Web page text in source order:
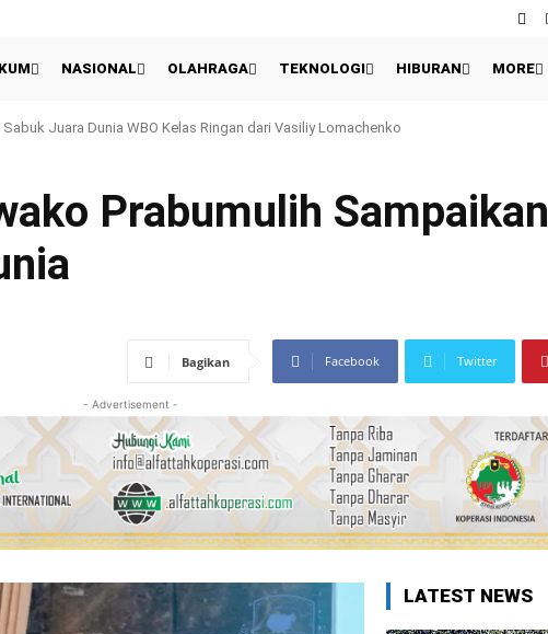
NASIONAL OLAHRAGA TEKNOLOGI HIBURAN MORE
Ratusan Personel Siap Sosialisasi ke Sekolah
Prabumulih Sampaikan
Bagikan Facebook Twitter
- Advertisement -
LATEST NEWS